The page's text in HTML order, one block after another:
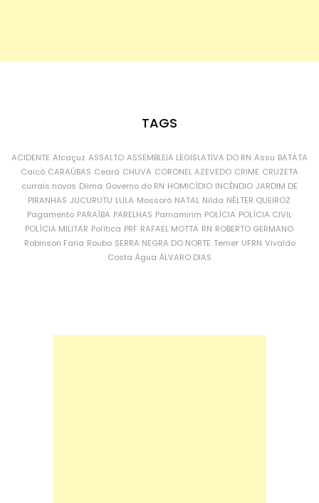
TAGS
ACIDENTE Alcaçuz ASSALTO ASSEMBLEIA LEGISLATIVA DO RN Assu BATATA
Caicó CARAÚBAS Ceará CHUVA CORONEL AZEVEDO CRIME CRUZETA
currais novos Dilma Governo do RN HOMICÍDIO INCÊNDIO JARDIM DE
PIRANHAS JUCURUTU LULA Mossoró NATAL Nilda NÉLTER QUEIROZ
Pagamento PARAÍBA PARELHAS Parnamirim POLÍCIA POLÍCIA CIVIL
POLÍCIA MILITAR Política PRF RAFAEL MOTTA RN ROBERTO GERMANO
Robinson Faria Roubo SERRA NEGRA DO NORTE Temer UFRN Vivaldo
Costa Água ÁLVARO DIAS